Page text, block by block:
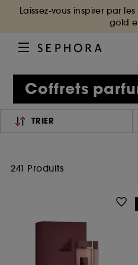
Laissez-vous inspirer par
gold
Coffrets
TRIER
241 Produits